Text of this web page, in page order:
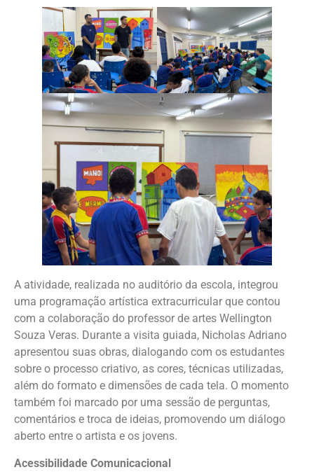
A atividade, realizada no auditório da escola, integrou
uma programação artística extracurricular que contou
com a colaboração do professor de artes Wellington
Souza Veras. Durante a visita guiada, Nicholas Adriano
apresentou suas obras, dialogando com os estudantes
sobre o processo criativo, as cores, técnicas utilizadas,
além do formato e dimensões de cada tela. O momento
também foi marcado por uma sessão de perguntas,
comentários e troca de ideias, promovendo um diálogo
aberto entre o artista e os jovens.
Acessibilidade Comunicacional